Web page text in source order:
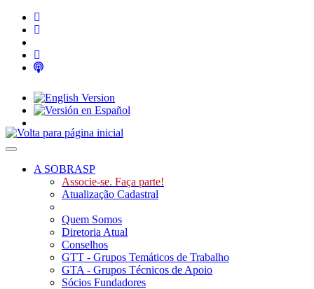
Toggle navigation
A SOBRASP
Associe-se. Faça parte!
Atualização Cadastral
Quem Somos
Diretoria Atual
Conselhos
GTT - Grupos Temáticos de Trabalho
GTA - Grupos Técnicos de Apoio
Sócios Fundadores